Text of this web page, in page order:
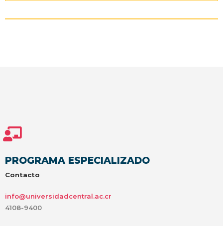
PROGRAMA ESPECIALIZADO
Contacto
info@universidadcentral.ac.cr
4108-9400